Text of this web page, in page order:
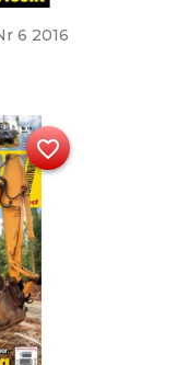
6 2016
favorite_border